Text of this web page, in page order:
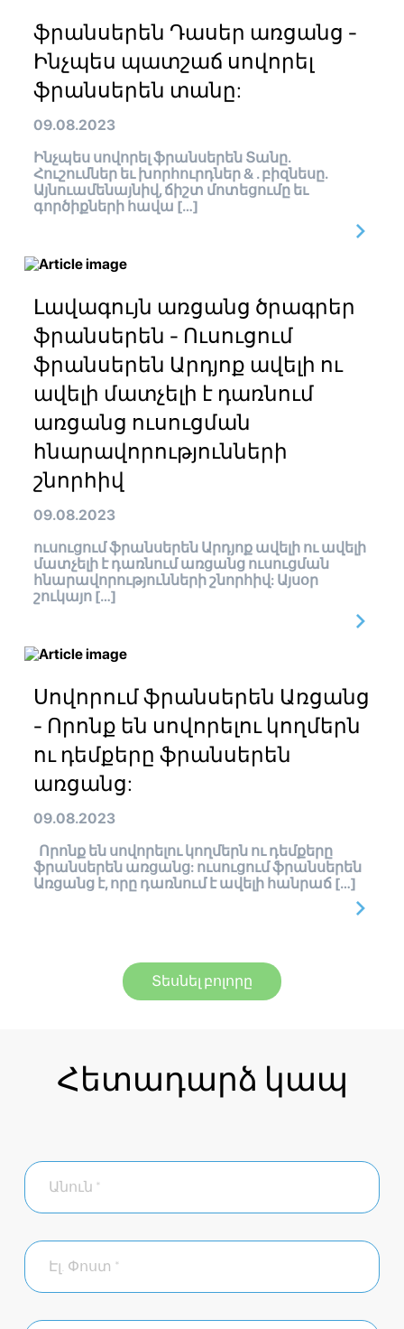
ֆրանսերեն Դասեր առցանց -
Ինչպես պատշաճ սովորել
ֆրանսերեն տանը:
09.08.2023
Ինչպես սովորել ֆրանսերեն Տանը.
Հուշումներ եւ խորհուրդներ & . բիզնեսը.
Այնուամենայնիվ, ճիշտ մոտեցումը եւ
գործիքների հավա […]
Լավագույն առցանց ծրագրեր
ֆրանսերեն - Ուսուցում
ֆրանսերեն Արդյոք ավելի ու
ավելի մատչելի է դառնում
առցանց ուսուցման
հնարավորությունների
շնորհիվ
09.08.2023
ուսուցում ֆրանսերեն Արդյոք ավելի ու ավելի
մատչելի է դառնում առցանց ուսուցման
հնարավորությունների շնորհիվ: Այսօր
շուկայո […]
Սովորում ֆրանսերեն Առցանց
- Որոնք են սովորելու կողմերն
ու դեմքերը ֆրանսերեն
առցանց:
09.08.2023
Որոնք են սովորելու կողմերն ու դեմքերը
ֆրանսերեն առցանց: ուսուցում ֆրանսերեն
Առցանց է, որը դառնում է ավելի հանրաճ […]
Տեսնել բոլորը
Հետադարձ կապ